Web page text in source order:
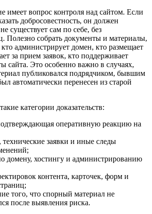
имеет вопрос контроля над сайтом. Если
добросовестность, он должен
существует сам по себе, без
Полезно собрать документы и материалы,
администрирует домен, кто размещает
за прием заявок, кто поддерживает
сайта. Это особенно важно в случаях,
публиковался подрядчиком, бывшим
автоматически перенесен из старой
категории доказательств:
оперативную реакцию на
технические заявки и иные следы
домену, хостингу и администрированию
контента, карточек, форм и
того, что спорный материал не
после выявления риска.